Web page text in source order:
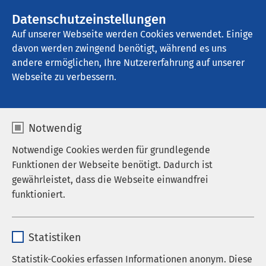
Datenschutzeinstellungen
Auf unserer Webseite werden Cookies verwendet. Einige
davon werden zwingend benötigt, während es uns
andere ermöglichen, Ihre Nutzererfahrung auf unserer
Webseite zu verbessern.
Notwendig
Notwendige Cookies werden für grundlegende
Funktionen der Webseite benötigt. Dadurch ist
gewährleistet, dass die Webseite einwandfrei
funktioniert.
Anbieter sgalinski
Statistiken
Statistik-Cookies erfassen Informationen anonym. Diese
AMEOS Klinikum St. Elisabeth Neuburg
Nachrichten
Datum von: Datum bis: